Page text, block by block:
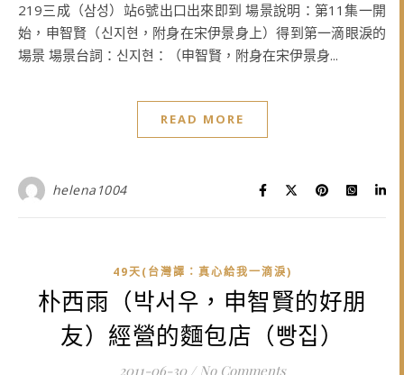
219三成（삼성）站6號出口出來即到 場景說明：第11集一開
始，申智賢（신지현，附身在宋伊景身上）得到第一滴眼淚的
場景 場景台詞：신지현：（申智賢，附身在宋伊景身...
READ MORE
helena1004
49天(台灣譯：真心給我一滴淚)
朴西雨（박서우，申智賢的好朋
友）經營的麵包店（빵집）
2011-06-30 / No Comments